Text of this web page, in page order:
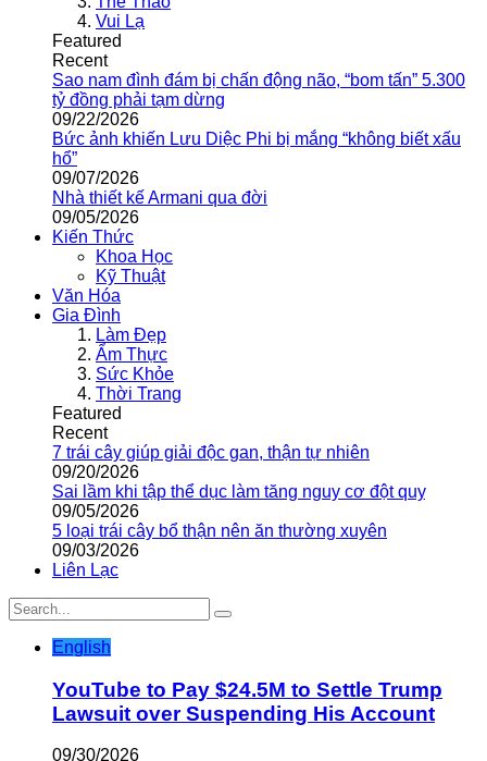
Vui Lạ
Featured
Recent
Sao nam đình đám bị chấn động não, “bom tấn” 5.300
tỷ đồng phải tạm dừng
09/22/2026
Bức ảnh khiến Lưu Diệc Phi bị mắng “không biết xấu
hổ”
09/07/2026
Nhà thiết kế Armani qua đời
09/05/2026
Kiến Thức
Khoa Học
Kỹ Thuật
Văn Hóa
Gia Đình
Làm Đẹp
Ẩm Thực
Sức Khỏe
Thời Trang
Featured
Recent
7 trái cây giúp giải độc gan, thận tự nhiên
09/20/2026
Sai lầm khi tập thể dục làm tăng nguy cơ đột quỵ
09/05/2026
5 loại trái cây bổ thận nên ăn thường xuyên
09/03/2026
Liên Lạc
English
YouTube to Pay $24.5M to Settle Trump
Lawsuit over Suspending His Account
09/30/2026